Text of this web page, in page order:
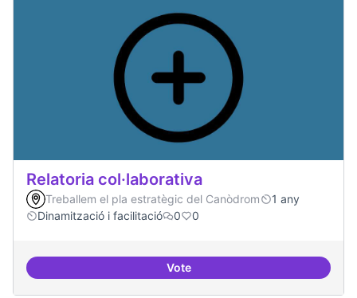
Relatoria col·laborativa
Treballem el pla estratègic del Canòdrom
1 any
Dinamització i facilitació
0 0
VoteRelatoria col·laborativa